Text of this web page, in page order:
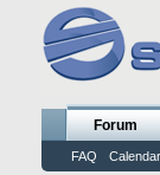
Forum
FAQ Calendar